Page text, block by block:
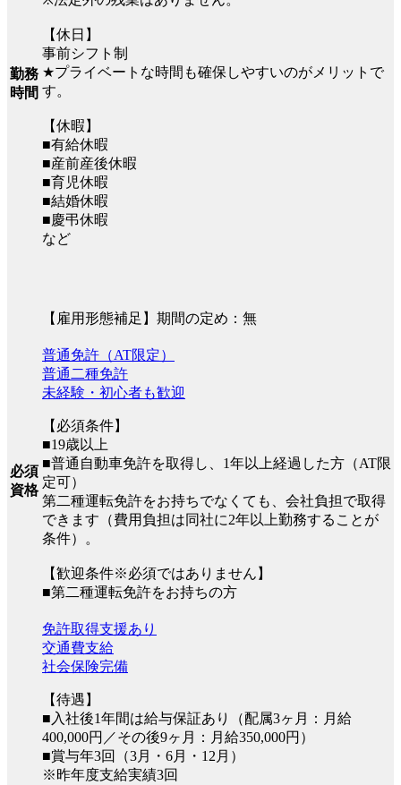
勤務
時間
【休日】
事前シフト制
★プライベートな時間も確保しやすいのがメリットで
す。
【休暇】
■有給休暇
■産前産後休暇
■育児休暇
■結婚休暇
■慶弔休暇
など
【雇用形態補足】期間の定め：無
必須
資格
普通免許（AT限定）
普通二種免許
未経験・初心者も歓迎
【必須条件】
■19歳以上
■普通自動車免許を取得し、1年以上経過した方（AT限
定可）
第二種運転免許をお持ちでなくても、会社負担で取得
できます（費用負担は同社に2年以上勤務することが
条件）。
【歓迎条件※必須ではありません】
■第二種運転免許をお持ちの方
免許取得支援あり
交通費支給
社会保険完備
【待遇】
■入社後1年間は給与保証あり（配属3ヶ月：月給
400,000円／その後9ヶ月：月給350,000円）
■賞与年3回（3月・6月・12月）
※昨年度支給実績3回